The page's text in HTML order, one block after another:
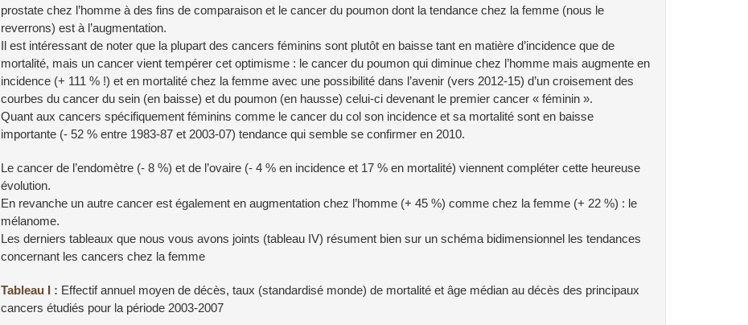
prostate chez l’homme à des fins de comparaison et le cancer du poumon dont la tendance chez la femme (nous le
reverrons) est à l’augmentation.
Il est intéressant de noter que la plupart des cancers féminins sont plutôt en baisse tant en matière d’incidence que de
mortalité, mais un cancer vient tempérer cet optimisme : le cancer du poumon qui diminue chez l’homme mais augmente en
incidence (+ 111 % !) et en mortalité chez la femme avec une possibilité dans l’avenir (vers 2012-15) d’un croisement des
courbes du cancer du sein (en baisse) et du poumon (en hausse) celui-ci devenant le premier cancer « féminin ».
Quant aux cancers spécifiquement féminins comme le cancer du col son incidence et sa mortalité sont en baisse
importante (- 52 % entre 1983-87 et 2003-07) tendance qui semble se confirmer en 2010.
Le cancer de l’endomètre (- 8 %) et de l’ovaire (- 4 % en incidence et 17 % en mortalité) viennent compléter cette heureuse
évolution.
En revanche un autre cancer est également en augmentation chez l’homme (+ 45 %) comme chez la femme (+ 22 %) : le
mélanome.
Les derniers tableaux que nous vous avons joints (tableau IV) résument bien sur un schéma bidimensionnel les tendances
concernant les cancers chez la femme
Tableau I : Effectif annuel moyen de décès, taux (standardisé monde) de mortalité et âge médian au décès des principaux
cancers étudiés pour la période 2003-2007